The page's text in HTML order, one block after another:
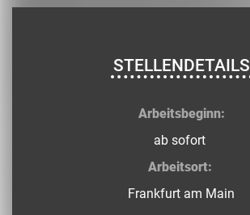
STELLENDETAILS
Arbeitsbeginn:
ab sofort
Arbeitsort:
Frankfurt am Main